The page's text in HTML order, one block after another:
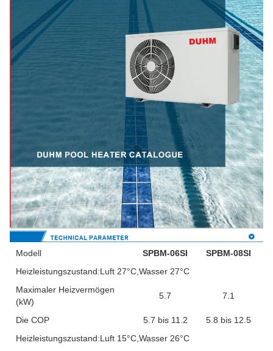
Modell SPBM-06SI
SPBM-08SI
Heizleistungszustand:Luft 27°C,Wasser 27°C
Maximaler Heizvermögen
(kW)
5.7 7.1
Die COP 5.7 bis 11.2
5.8 bis 12.5
Heizleistungszustand:Luft 15°C,Wasser 26°C